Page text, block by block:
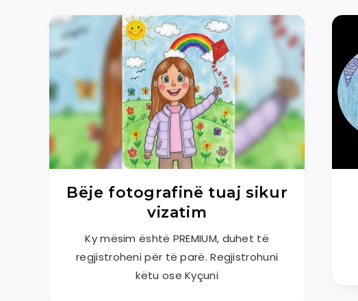
Bëje fotografinë tuaj sikur
vizatim
Ky mësim është PREMIUM, duhet të
regjistroheni për të parë. Regjistrohuni
këtu ose Kyçuni